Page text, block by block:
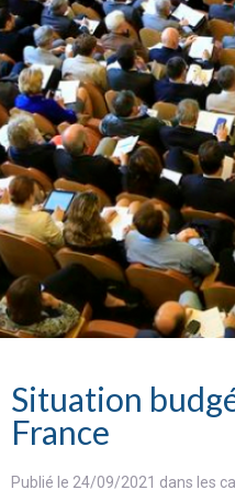
Situation
France
Publié le 24/09/2021 dans les